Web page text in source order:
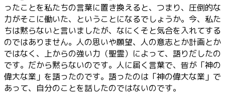
ったことを私たちの言葉に置き換えると、つまり、圧倒的な
力がそこに働いた、ということになるでしょうか。今、私た
ちは黙らないと言いましたが、なにくそと気合を入れてする
のではありません。人の思いや願望、人の意志とか計画とか
ではなく、上からの強い力（聖霊）によって、語りだしたの
です。だから黙らないのです。人に届く言葉で、皆が「神の
偉大な業」を語ったのです。語ったのは「神の偉大な業」で
あって、自分のことを話したのではないのです。